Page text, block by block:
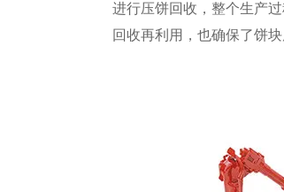
进行压饼回收，整个生产
回收再利用，也确保了饼